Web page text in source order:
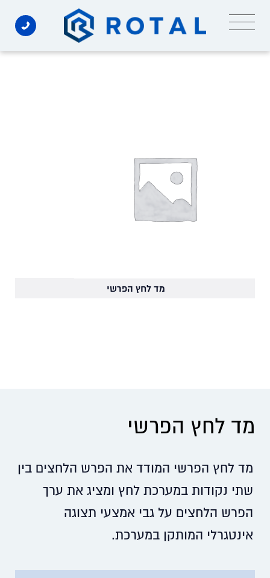
content
מד לחץ הפרשי
מד לחץ הפרשי
מד לחץ הפרשי המודד את הפרש הלחצים בין
שתי נקודות במערכת לחץ ומציג את ערך
הפרש הלחצים על גבי אמצעי תצוגה
אינטגרלי המותקן במערכת.